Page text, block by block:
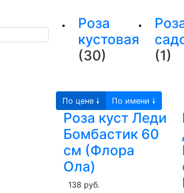
Роза
кустовая
(30)
(1)
По цене 🠗 По имени 🠗
Роза куст Леди
Бомбастик 60
см (Флора
Ола)
138 руб.